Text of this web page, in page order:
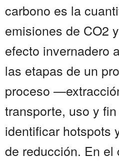
carbono es la
emisiones de CO2
efecto invernadero
las etapas de un
proceso
transporte, uso y
identificar hotspots
de reducción. En el